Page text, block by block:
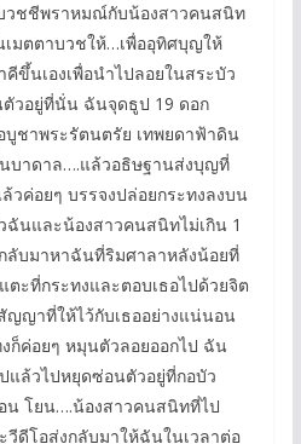
วชชีพราหมณ์กับน้องสาวคนสนิท
มตตาบวชให้…เพื่ออุทิศบุญให้
ขึ้นเองเพื่อนำไปลอยในสระบัว
วอยู่ที่นั่น ฉันจุดธูป 19 ดอก
บูชาพระรัตนตรัย เทพยดาฟ้าดิน
บาดาล….แล้วอธิษฐานส่งบุญที่
วค่อยๆ บรรจงปล่อยกระทงลงบน
ฉันและน้องสาวคนสนิทไม่เกิน 1
ลับมาหาฉันที่ริมศาลาหลังน้อยที่
ะที่กระทงและตอบเธอไปด้วยจิต
ญาที่ให้ไว้กับเธออย่างแน่นอน
ก็ค่อยๆ หมุนตัวลอยออกไป ฉัน
แล้วไปหยุดซ่อนตัวอยู่ที่กอบัว
น โยน….น้องสาวคนสนิทที่ไป
ดีโอส่งกลับมาให้ฉันในเวลาต่อ